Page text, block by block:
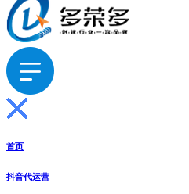
首页
抖音代运营